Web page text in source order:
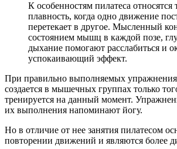
К особенностям пилатеса относятся
плавность, когда одно движение
перетекает в другое. Мысленный
состоянием мышц в каждой позе,
дыхание помогают расслабиться и
успокаивающий эффект.
При правильно выполняемых
создается в мышечных группах только
тренируется на данный момент.
их выполнения напоминают йогу.
Но в отличие от нее занятия пилатесом
повторении движений и являются более